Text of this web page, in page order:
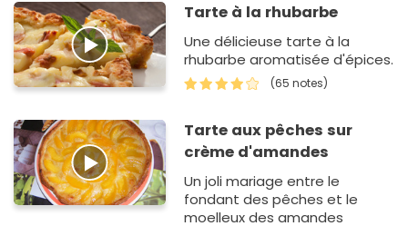
Tarte à la rhubarbe
Une délicieuse tarte à la
rhubarbe aromatisée d'épices.
(65 notes)
Tarte aux pêches sur
crème d'amandes
Un joli mariage entre le
fondant des pêches et le
moelleux des amandes